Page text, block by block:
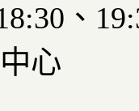
、
心